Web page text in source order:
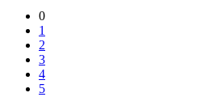
0
1
2
3
4
5